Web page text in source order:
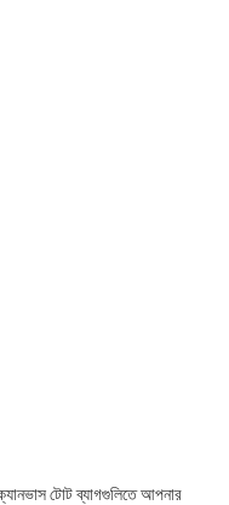
টোট ব্যাগগুলিতে আপনার